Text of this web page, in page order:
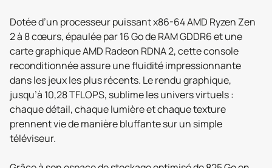
Dotée d’un processeur puissant x86-64 AMD Ryzen Zen
2 à 8 cœurs, épaulée par 16 Go de RAM GDDR6 et une
carte graphique AMD Radeon RDNA 2, cette console
reconditionnée assure une fluidité impressionnante
dans les jeux les plus récents. Le rendu graphique,
jusqu’à 10,28 TFLOPS, sublime les univers virtuels :
chaque détail, chaque lumière et chaque texture
prennent vie de manière bluffante sur un simple
téléviseur.